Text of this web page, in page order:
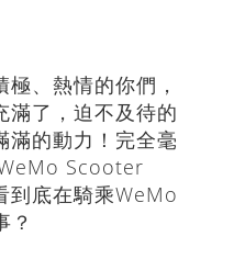
、熱情的你們，
滿了，迫不及待的
滿的動力！完全毫
Scooter
到底在騎乘WeMo
？